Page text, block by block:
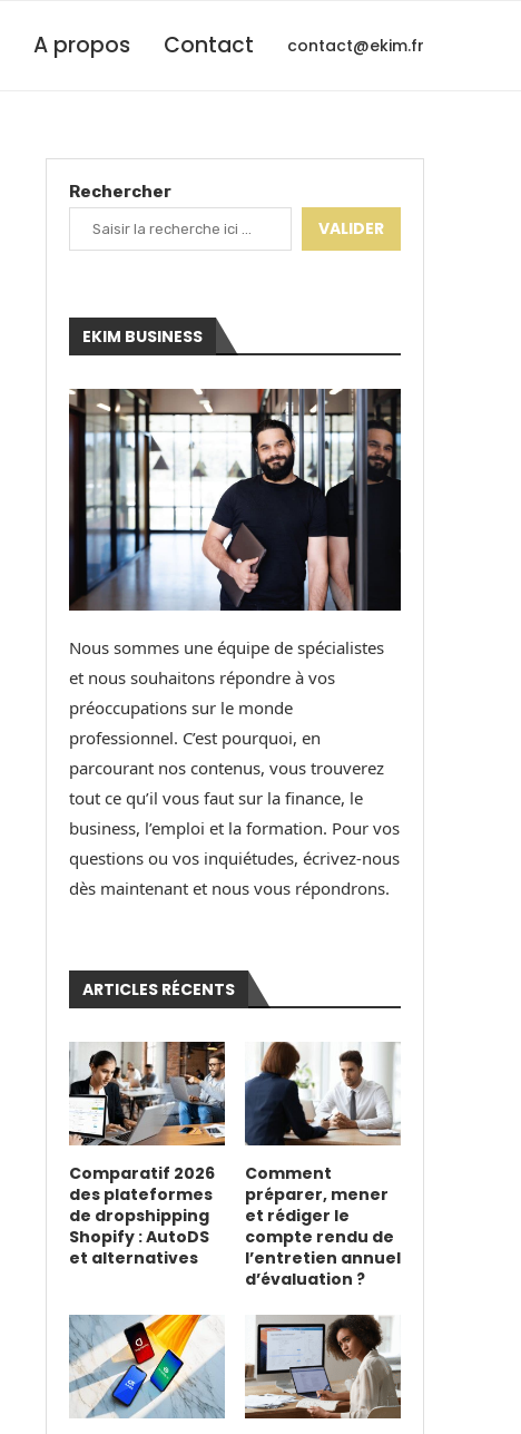
A propos Contact contact@ekim.fr
Rechercher
VALIDER
EKIM BUSINESS
Nous sommes une équipe de spécialistes
et nous souhaitons répondre à vos
préoccupations sur le monde
professionnel. C’est pourquoi, en
parcourant nos contenus, vous trouverez
tout ce qu’il vous faut sur la finance, le
business, l’emploi et la formation. Pour vos
questions ou vos inquiétudes, écrivez-nous
dès maintenant et nous vous répondrons.
ARTICLES RÉCENTS
Comparatif 2026
des plateformes
de dropshipping
Shopify : AutoDS
et alternatives
Comment
préparer, mener
et rédiger le
compte rendu de
l’entretien annuel
d’évaluation ?